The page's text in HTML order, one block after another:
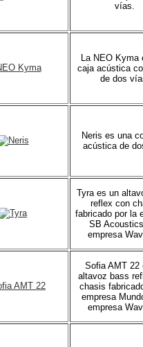
vías.
La NEO Kyma
caja acústica
de dos
Neris es una
acústica de
Tyra es un
reflex con
fabricado por la
SB
empresa
Sofia AMT 22
altavoz bass
chasis
empresa
empresa